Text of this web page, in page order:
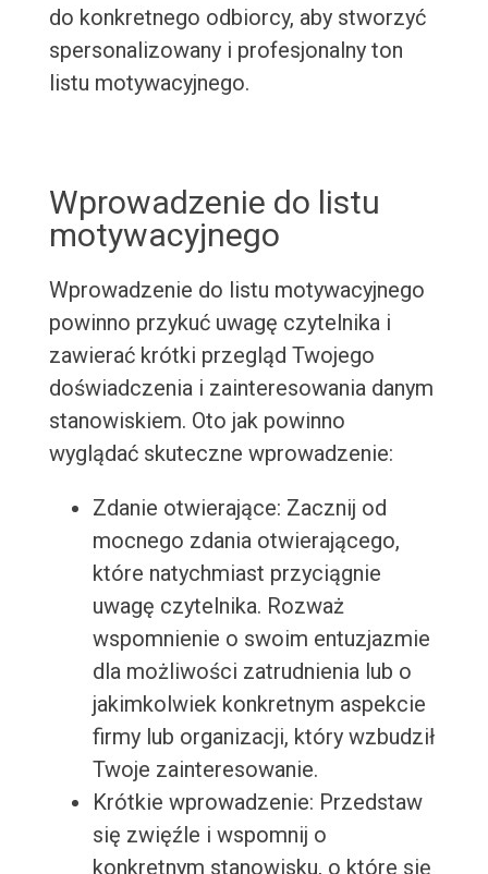
do konkretnego odbiorcy, aby stworzyć
spersonalizowany i profesjonalny ton
listu motywacyjnego.
Wprowadzenie do listu
motywacyjnego
Wprowadzenie do listu motywacyjnego
powinno przykuć uwagę czytelnika i
zawierać krótki przegląd Twojego
doświadczenia i zainteresowania danym
stanowiskiem. Oto jak powinno
wyglądać skuteczne wprowadzenie:
Zdanie otwierające: Zacznij od
mocnego zdania otwierającego,
które natychmiast przyciągnie
uwagę czytelnika. Rozważ
wspomnienie o swoim entuzjazmie
dla możliwości zatrudnienia lub o
jakimkolwiek konkretnym aspekcie
firmy lub organizacji, który wzbudził
Twoje zainteresowanie.
Krótkie wprowadzenie: Przedstaw
się zwięźle i wspomnij o
konkretnym stanowisku, o które się